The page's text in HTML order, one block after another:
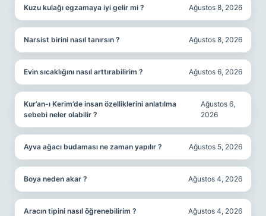
Kuzu kulağı egzamaya iyi gelir mi ? Ağustos 8, 2026
Narsist birini nasıl tanırsın ? Ağustos 8, 2026
Evin sıcaklığını nasıl arttırabilirim ? Ağustos 6, 2026
Kur’an-ı Kerim’de insan özelliklerini anlatılma
sebebi neler olabilir ?
Ağustos 6,
2026
Ayva ağacı budaması ne zaman yapılır ? Ağustos 5, 2026
Boya neden akar ? Ağustos 4, 2026
Aracın tipini nasıl öğrenebilirim ? Ağustos 4, 2026